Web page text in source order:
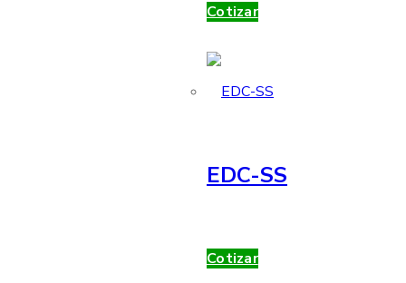
Cotizar
EDC-SS
Cotizar